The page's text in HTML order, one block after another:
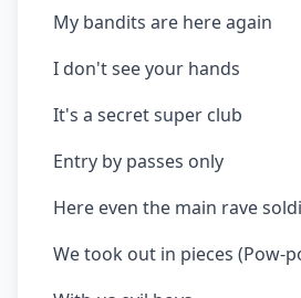
My bandits are here again
I don't see your hands
It's a secret super club
Entry by passes only
Here even the main rave
We took out in pieces (Pow-